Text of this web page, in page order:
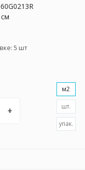
5 шт
+
м2
шт.
упак.